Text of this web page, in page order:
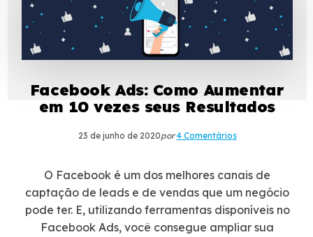
Facebook Ads: Como Aumentar
em 10 vezes seus Resultados
23 de junho de 2020por 4 Comentários
O Facebook é um dos melhores canais de
captação de leads e de vendas que um negócio
pode ter. E, utilizando ferramentas disponíveis no
Facebook Ads, você consegue ampliar sua